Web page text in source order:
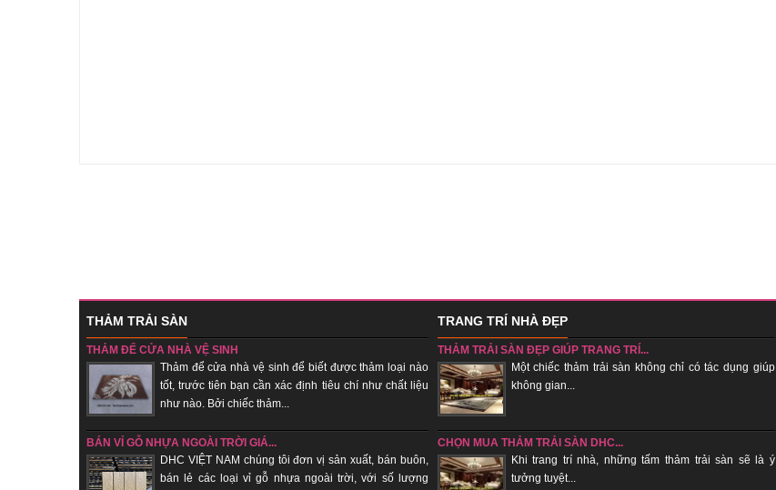
THẢM TRẢI SÀN
THẢM ĐỂ CỬA NHÀ VỆ SINH
Thảm để cửa nhà vệ sinh để biết được thảm loại nào
tốt, trước tiên bạn cần xác định tiêu chí như chất liệu
như nào. Bởi chiếc thảm...
BÁN VỈ GỖ NHỰA NGOÀI TRỜI GIÁ...
DHC VIỆT NAM chúng tôi đơn vị sản xuất, bán buôn,
bán lẻ các loại vỉ gỗ nhựa ngoài trời, với số lượng
TRANG TRÍ NHÀ ĐẸP
THẢM TRẢI SÀN ĐẸP GIÚP TRANG TRÍ...
Một chiếc thảm trải sàn không chỉ có tác dụng giúp
không gian...
CHỌN MUA THẢM TRẢI SÀN DHC...
Khi trang trí nhà, những tấm thảm trải sàn sẽ là ý
tưởng tuyệt...